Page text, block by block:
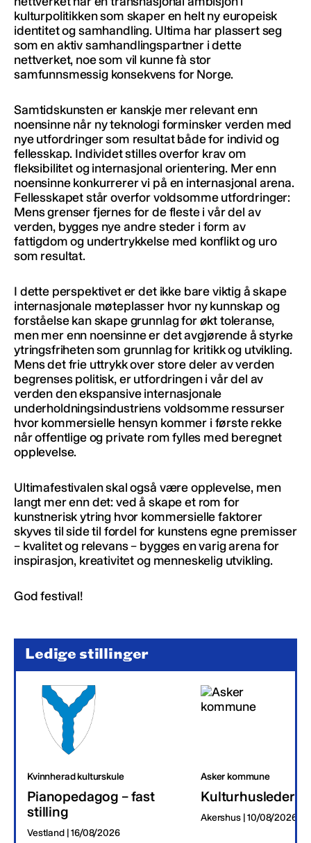
kulturpolitikken som skaper en helt ny europeisk
identitet og samhandling. Ultima har plassert seg
som en aktiv samhandlingspartner i dette
nettverket, noe som vil kunne fà stor
samfunnsmessig konsekvens for Norge.
Samtidskunsten er kanskje mer relevant enn
noensinne når ny teknologi forminsker verden med
nye utfordringer som resultat både for individ og
fellesskap. Individet stilles overfor krav om
fleksibilitet og internasjonal orientering. Mer enn
noensinne konkurrerer vi på en internasjonal arena.
Fellesskapet står overfor voldsomme utfordringer:
Mens grenser fjernes for de fleste i vår del av
verden, bygges nye andre steder i form av
fattigdom og undertrykkelse med konflikt og uro
som resultat.
I dette perspektivet er det ikke bare viktig å skape
internasjonale møteplasser hvor ny kunnskap og
forståelse kan skape grunnlag for økt toleranse,
men mer enn noensinne er det avgjørende å styrke
ytringsfriheten som grunnlag for kritikk og utvikling.
Mens det frie uttrykk over store deler av verden
begrenses politisk, er utfordringen i vår del av
verden den ekspansive internasjonale
underholdningsindustriens voldsomme ressurser
hvor kommersielle hensyn kommer i første rekke
når offentlige og private rom fylles med beregnet
opplevelse.
Ultimafestivalen skal også være opplevelse, men
langt mer enn det: ved å skape et rom for
kunstnerisk ytring hvor kommersielle faktorer
skyves til side til fordel for kunstens egne premisser
– kvalitet og relevans – bygges en varig arena for
inspirasjon, kreativitet og menneskelig utvikling.
God festival!
Ledige stillinger
Kvinnherad kulturskule
Pianopedagog – fast
stilling
Vestland | 16/08/2026
Asker kommune
Kulturhusleder
Akershus | 10/08/2026